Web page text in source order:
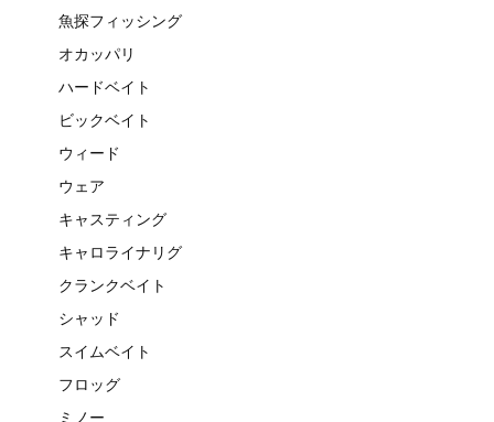
魚探フィッシング
オカッパリ
ハードベイト
ビックベイト
ウィード
ウェア
キャスティング
キャロライナリグ
クランクベイト
シャッド
スイムベイト
フロッグ
ミノー